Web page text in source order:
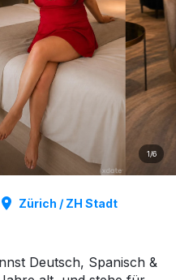
1/6
Zürich / ZH Stadt
Deutsch, Spanisch &